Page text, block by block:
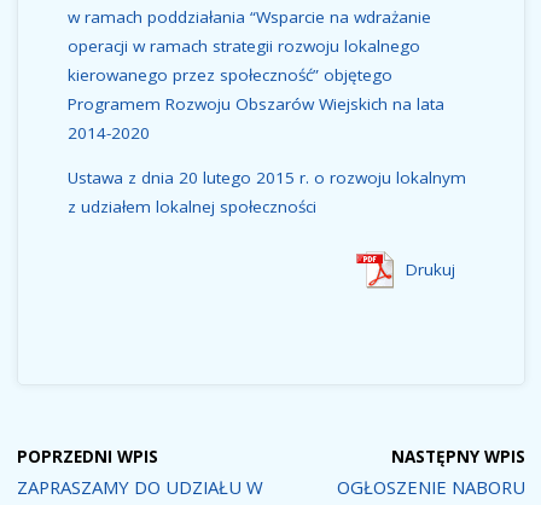
w ramach poddziałania “Wsparcie na wdrażanie
operacji w ramach strategii rozwoju lokalnego
kierowanego przez społeczność” objętego
Programem Rozwoju Obszarów Wiejskich na lata
2014-2020
Ustawa z dnia 20 lutego 2015 r. o rozwoju lokalnym
z udziałem lokalnej społeczności
Drukuj
POPRZEDNI WPIS
ZAPRASZAMY DO UDZIAŁU W
NASTĘPNY WPIS
OGŁOSZENIE NABORU